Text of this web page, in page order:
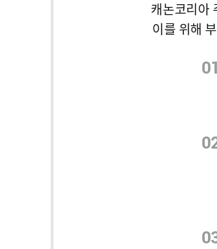
캐논코리아
이를 위해
01